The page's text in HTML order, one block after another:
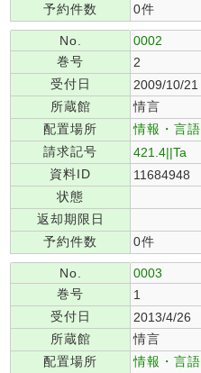
予約件数
0件
No.
0002
巻号
2
受付日
2009/10/21
所蔵館
情言
配置場所
情報・言語
請求記号
421.4||Ta
資料ID
11684948
状態
返却期限日
予約件数
0件
No.
0003
巻号
1
受付日
2013/4/26
所蔵館
情言
配置場所
情報・言語